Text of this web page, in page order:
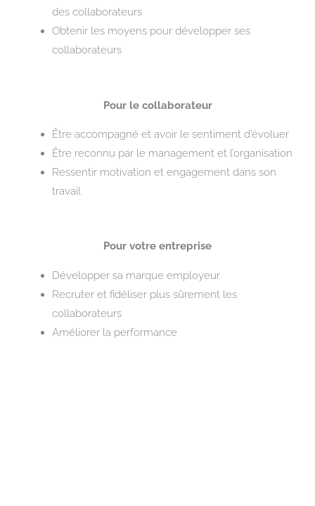
des collaborateurs
Obtenir les moyens pour développer ses
collaborateurs
Pour le collaborateur
Être accompagné et avoir le sentiment d’évoluer
Être reconnu par le management et l’organisation
Ressentir motivation et engagement dans son
travail
Pour votre entreprise
Développer sa marque employeur
Recruter et fidéliser plus sûrement les
collaborateurs
Améliorer la performance